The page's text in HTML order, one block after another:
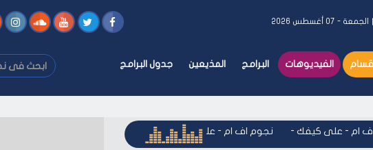
الجمعة - ٠٧ أغسطس ٢٠٢٦
الفيديوهات البرامج المذيعين جدول البرامج
ابحث
فى
فى
- - على كيفك -نجوم اف ام - على كيفك نجوم اف ام - على كيفك